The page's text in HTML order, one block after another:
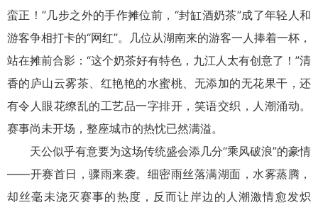
蛮正！”几步之外的手作摊位前，“封缸酒奶茶”成了年轻人和
游客争相打卡的“网红”。几位从湖南来的游客一人捧着一杯，
站在摊前合影：“这个奶茶好有特色，九江人太有创意了！”清
香的庐山云雾茶、红艳艳的水蜜桃、无添加的无花果干，还
有令人眼花缭乱的工艺品一字排开，笑语交织，人潮涌动。
赛事尚未开场，整座城市的热忱已然满溢。
天公似乎有意要为这场传统盛会添几分“乘风破浪”的豪情
——开赛首日，骤雨来袭。细密雨丝落满湖面，水雾蒸腾，
却丝毫未浇灭赛事的热度，反而让岸边的人潮激情愈发炽